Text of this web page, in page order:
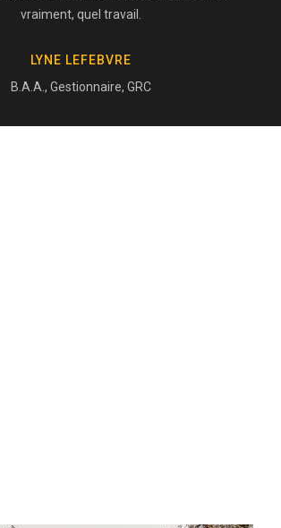
vraiment, quel travail.
LYNE LEFEBVRE
B.A.A., Gestionnaire, GRC